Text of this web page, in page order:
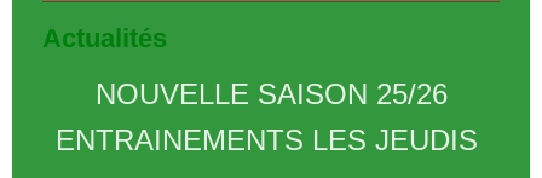
Actualités
NOUVELLE SAISON 25/26
ENTRAINEMENTS LES JEUDIS